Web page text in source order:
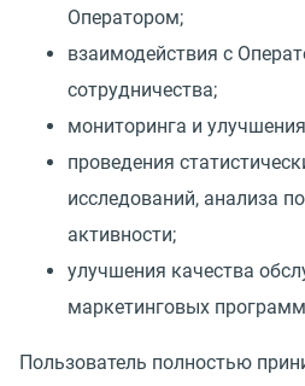
Оператором;
взаимодействия с
сотрудничества;
мониторинга и
проведения
исследований, анализа
активности;
улучшения качества
маркетинговых
Пользователь полностью